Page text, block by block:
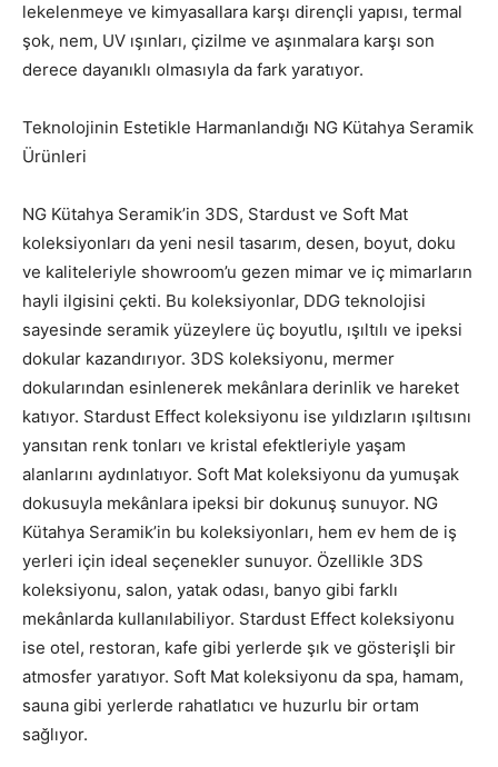
lekelenmeye ve kimyasallara karşı dirençli yapısı, termal
şok, nem, UV ışınları, çizilme ve aşınmalara karşı son
derece dayanıklı olmasıyla da fark yaratıyor.
Teknolojinin Estetikle Harmanlandığı NG Kütahya Seramik
Ürünleri
NG Kütahya Seramik’in 3DS, Stardust ve Soft Mat
koleksiyonları da yeni nesil tasarım, desen, boyut, doku
ve kaliteleriyle showroom’u gezen mimar ve iç mimarların
hayli ilgisini çekti. Bu koleksiyonlar, DDG teknolojisi
sayesinde seramik yüzeylere üç boyutlu, ışıltılı ve ipeksi
dokular kazandırıyor. 3DS koleksiyonu, mermer
dokularından esinlenerek mekânlara derinlik ve hareket
katıyor. Stardust Effect koleksiyonu ise yıldızların ışıltısını
yansıtan renk tonları ve kristal efektleriyle yaşam
alanlarını aydınlatıyor. Soft Mat koleksiyonu da yumuşak
dokusuyla mekânlara ipeksi bir dokunuş sunuyor. NG
Kütahya Seramik’in bu koleksiyonları, hem ev hem de iş
yerleri için ideal seçenekler sunuyor. Özellikle 3DS
koleksiyonu, salon, yatak odası, banyo gibi farklı
mekânlarda kullanılabiliyor. Stardust Effect koleksiyonu
ise otel, restoran, kafe gibi yerlerde şık ve gösterişli bir
atmosfer yaratıyor. Soft Mat koleksiyonu da spa, hamam,
sauna gibi yerlerde rahatlatıcı ve huzurlu bir ortam
sağlıyor.